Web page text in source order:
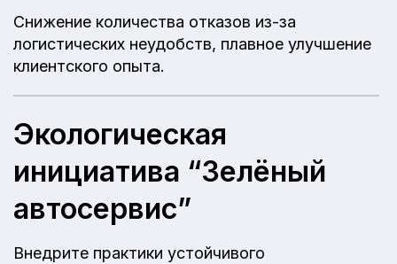
Снижение количества отказов из-за
логистических неудобств, плавное улучшение
клиентского опыта.
Экологическая
инициатива “Зелёный
автосервис”
Внедрите практики устойчивого